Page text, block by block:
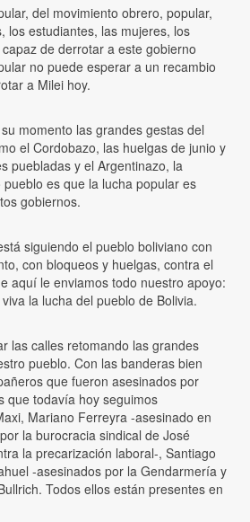
del movimiento obrero, popular,
los estudiantes, las mujeres, los
de derrotar a este gobierno
no puede esperar a un recambio
a Milei hoy.
momento las grandes gestas del
el Cordobazo, las huelgas de junio y
puebladas y el Argentinazo, la
es que la lucha popular es
gobiernos.
siguiendo el pueblo boliviano con
con bloqueos y huelgas, contra el
aquí le enviamos todo nuestro apoyo:
la lucha del pueblo de Bolivia.
las calles retomando las grandes
pueblo. Con las banderas bien
que fueron asesinados por
que todavía hoy seguimos
Mariano Ferreyra -asesinado en
la burocracia sindical de José
la precarización laboral-, Santiago
-asesinados por la Gendarmería y
Todos ellos están presentes en